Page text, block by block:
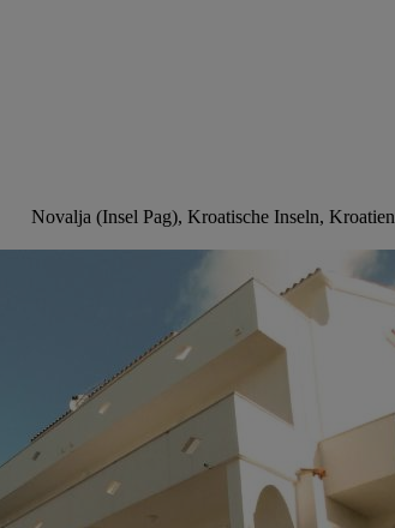
Novalja (Insel Pag), Kroatische Inseln, Kroatien